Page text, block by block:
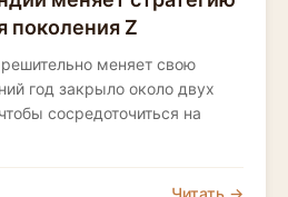
поколения Z
меняет свою
год закрыло около двух
сосредоточиться на
Читать →